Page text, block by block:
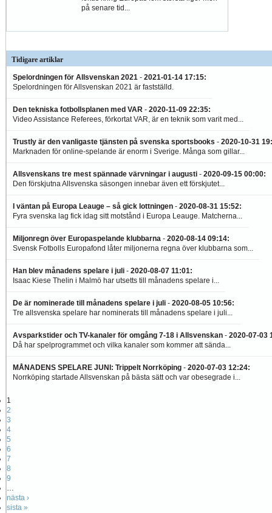
på senare tid...
Tidigare artiklar
Spelordningen för Allsvenskan 2021 - 2021-01-14 17:15:
Spelordningen för Allsvenskan 2021 är fastställd.
Den tekniska fotbollsplanen med VAR - 2020-11-09 22:35:
Video Assistance Referees, förkortat VAR, är en teknik som varit med...
Trustly är den vanligaste tjänsten på svenska sportsbooks - 2020-10-31
Marknaden för online-spelande är enorm i Sverige. Många som gillar...
Allsvenskans tre mest spännade värvningar i augusti - 2020-09-15 00:00:
Den förskjutna Allsvenska säsongen innebar även ett förskjutet...
I väntan på Europa Leauge – så gick lottningen - 2020-08-31 15:52:
Fyra svenska lag fick idag sitt motstånd i Europa Leauge. Matcherna...
Miljonregn över Europaspelande klubbarna - 2020-08-14 09:14:
Svensk Fotbolls Europafond låter miljonerna regna över klubbarna som...
Han blev månadens spelare i juli - 2020-08-07 11:01:
Isaac Kiese Thelin i Malmö har utsetts till månadens spelare i...
De är nominerade till månadens spelare i juli - 2020-08-05 10:56:
Tre allsvenska spelare har nominerats till månadens spelare i juli...
Avsparkstider och TV-kanaler för omgång 7-18 i Allsvenskan - 2020-07-03
Då har spelprogrammet och vilka kanaler som kommer att sända...
MÅNADENS SPELARE JUNI: Trippelt Norrköping - 2020-07-03 12:24:
Norrköping startade Allsvenskan på bästa sätt och var obesegrade i...
1
2
3
4
5
6
7
8
9
…
nästa ›
sista »